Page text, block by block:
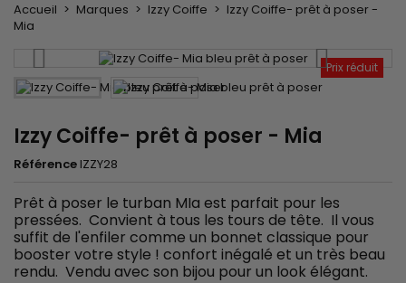
Accueil Marques Izzy Coiffe
Izzy Coiffe- prêt à poser -
Mia
Prix réduit
Izzy Coiffe- prêt à poser - Mia
Référence IZZY28
Prêt à poser le turban MIa est parfait pour les
pressées. Convient à tous les tours de tête. Il vous
suffit de l'enfiler comme un bonnet classique pour
booster votre style ! confort inégalé et un très beau
rendu. Vendu avec son bijou pour un look élégant.